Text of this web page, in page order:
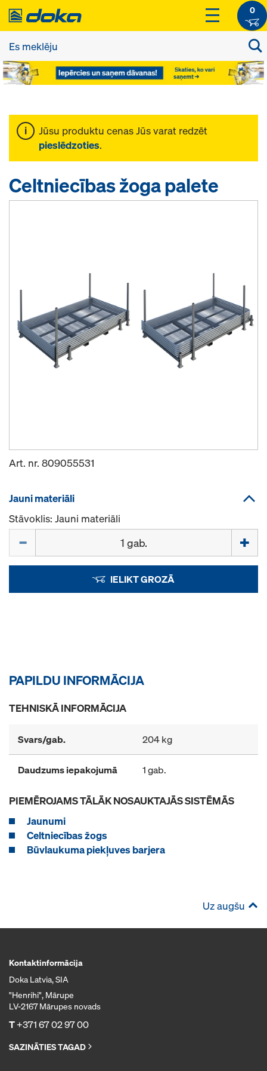
0
Jūsu produktu cenas Jūs varat redzēt
pieslēdzoties.
Celtniecības žoga palete
Art. nr. 809055531
Jauni materiāli
Stāvoklis: Jauni materiāli
IELIKT GROZĀ
PAPILDU INFORMĀCIJA
TEHNISKĀ INFORMĀCIJA
Svars/gab. 204 kg
Daudzums iepakojumā 1 gab.
PIEMĒROJAMS TĀLĀK NOSAUKTAJĀS SISTĒMĀS
Jaunumi
Celtniecības žogs
Būvlaukuma piekļuves barjera
Uz augšu
Kontaktinformācija
Doka Latvia, SIA
"Henrihi", Mārupe
LV-2167 Mārupes novads
T+371 67 02 97 00
SAZINĀTIES TAGAD